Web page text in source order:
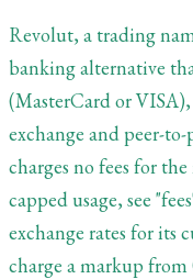
Revolut, a trading
banking alternative
(MasterCard or
exchange and peer-
charges no fees for
capped usage, see
exchange rates for its
charge a markup from